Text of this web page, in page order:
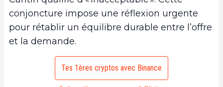
conjoncture impose une réflexion urgente
pour rétablir un équilibre durable entre l’offre
et la demande.
Tes 1ères cryptos avec Binance